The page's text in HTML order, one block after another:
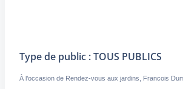
Type de public : TOUS PUBLICS
À l’occasion de Rendez-vous aux jardins, Francois